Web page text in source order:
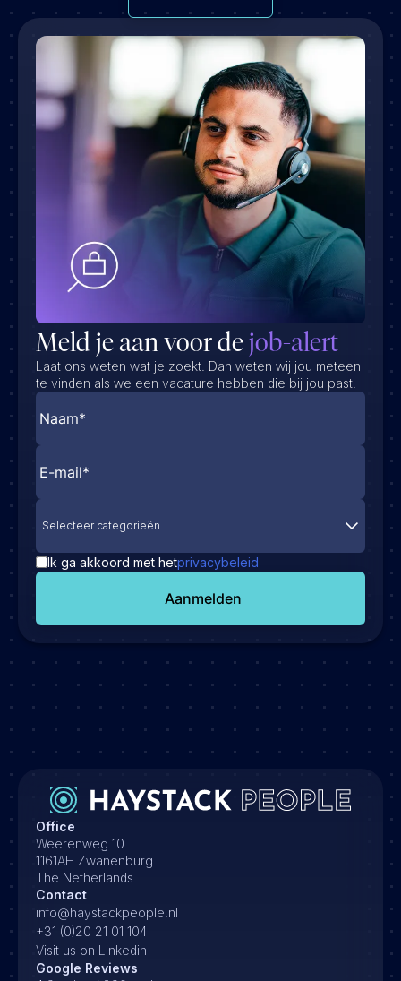
Meld je aan voor dejob-alert
Laat ons weten wat je zoekt. Dan weten wij jou meteen
te vinden als we een vacature hebben die bij jou past!
Selecteer categorieën
Ik ga akkoord met hetprivacybeleid
Aanmelden
Office
Weerenweg 10
1161AH Zwanenburg
The Netherlands
Contact
info@haystackpeople.nl
+31 (0)20 21 01 104
Visit us on Linkedin
Google Reviews